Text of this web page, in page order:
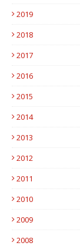
2019
2018
2017
2016
2015
2014
2013
2012
2011
2010
2009
2008